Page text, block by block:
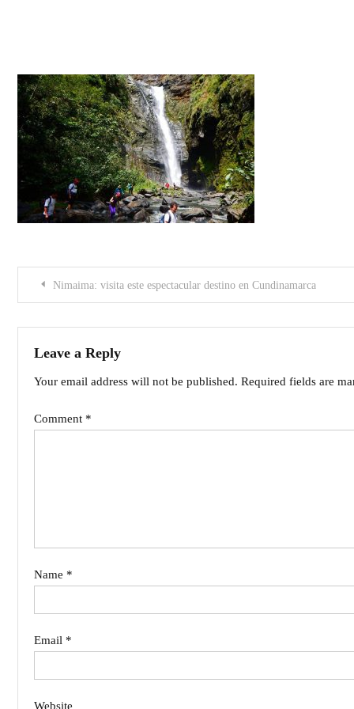
PostNimaima: visita este espectacular destino en Cundinamarca
Leave a Reply
Your email address will not be published. Required fields are
Comment *
Name *
Email *
Website